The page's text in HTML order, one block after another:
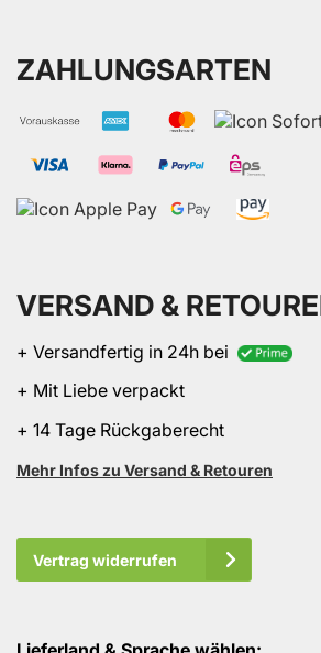
ZAHLUNGSARTEN
VERSAND &
+ Versandfertig in 24h bei
+ Mit Liebe verpackt
+ 14 Tage Rückgaberecht
Mehr Infos zu Versand & Retouren
Vertrag widerrufen